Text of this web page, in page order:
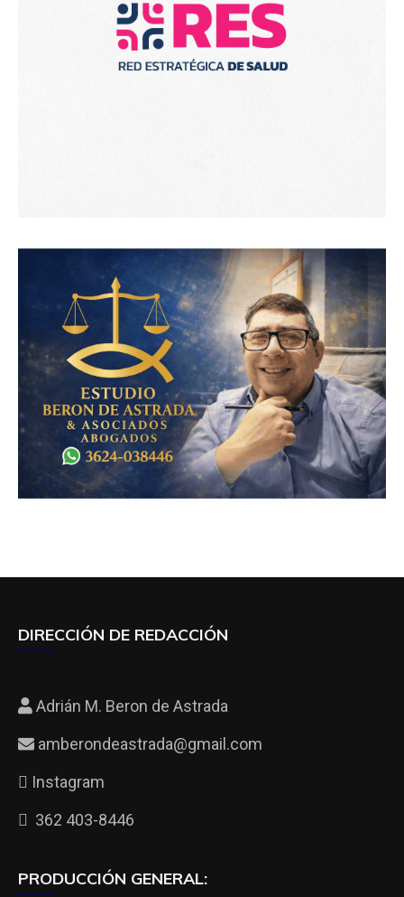
DIRECCIÓN DE REDACCIÓN
Adrián M. Beron de Astrada
amberondeastrada@gmail.com
Instagram
362 403-8446
PRODUCCIÓN GENERAL: